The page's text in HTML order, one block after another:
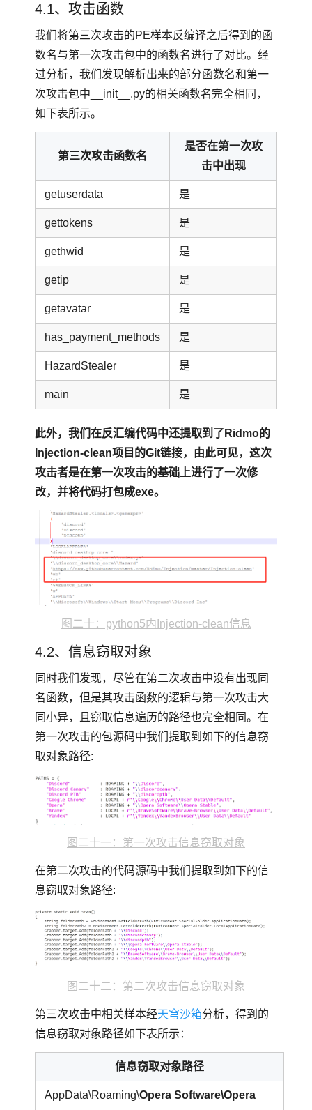
4.1、攻击函数
我们将第三次攻击的PE样本反编译之后得到的函
数名与第一次攻击包中的函数名进行了对比。经
过分析，我们发现解析出来的部分函数名和第一
次攻击包中__init__.py的相关函数名完全相同，
如下表所示。
第三次攻击函数名
是否在第一次攻
击中出现
getuserdata 是
gettokens 是
gethwid 是
getip 是
getavatar 是
has_payment_methods 是
HazardStealer 是
main 是
此外，我们在反汇编代码中还提取到了Ridmo的
Injection-clean项目的Git链接，由此可见，这次
攻击者是在第一次攻击的基础上进行了一次修
改，并将代码打包成exe。
图二十：python5内Injection-clean信息
4.2、信息窃取对象
同时我们发现，尽管在第二次攻击中没有出现同
名函数，但是其攻击函数的逻辑与第一次攻击大
同小异，且窃取信息遍历的路径也完全相同。在
第一次攻击的包源码中我们提取到如下的信息窃
取对象路径:
图二十一：第一次攻击信息窃取对象
在第二次攻击的代码源码中我们提取到如下的信
息窃取对象路径:
图二十二：第二次攻击信息窃取对象
第三次攻击中相关样本经天穹沙箱分析，得到的
信息窃取对象路径如下表所示：
信息窃取对象路径
AppData\Roaming\Opera Software\Opera